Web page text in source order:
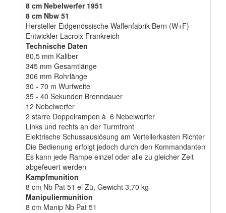
8 cm Nebelwerfer 1951
8 cm Nbw 51
Hersteller Eidgenössische Waffenfabrik Bern (W+F)
Entwickler Lacroix Frankreich
Technische Daten
80,5 mm Kaliber
345 mm Gesamtlänge
306 mm Rohrlänge
30 - 70 m Wurfweite
35 - 40 Sekunden Brenndauer
12 Nebelwerfer
2 starre Doppelrampen à 6 Nebelwerfer
Links und rechts an der Turmfront
Elektrische Schussauslösung am Verteilerkasten Richter
Die Bedienung erfolgt jedoch durch den Kommandanten
Es kann jede Rampe einzel oder alle zu gleicher Zeit
abgefeuert werden
Kampfmunition
8 cm Nb Pat 51 el Zü, Gewicht 3,70 kg
Manipuliermunition
8 cm Manip Nb Pat 51